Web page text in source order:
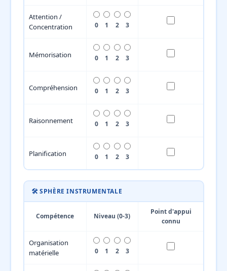
Attention /
Concentration
0 1 2 3
Mémorisation 0 1 2 3
Compréhension 0 1 2 3
Raisonnement 0 1 2 3
Planification 0 1 2 3
🛠️ SPHÈRE INSTRUMENTALE
Compétence Niveau (0-3)
Point d'appui
connu
Organisation
matérielle
0 1 2 3